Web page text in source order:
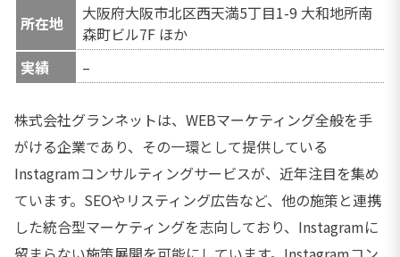
所在地
大阪府大阪市北区西天満5丁目1-9 大和地所南
森町ビル7F ほか
実績
–
株式会社グランネットは、WEBマーケティング全般を手
がける企業であり、その一環として提供している
Instagramコンサルティングサービスが、近年注目を集め
ています。SEOやリスティング広告など、他の施策と連携
した統合型マーケティングを志向しており、Instagramに